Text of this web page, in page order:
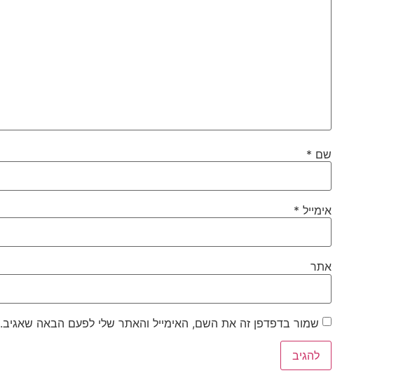
שם *
אימייל *
אתר
שמור בדפדפן זה את השם, האימייל והאתר שלי לפעם הבאה שאגיב.